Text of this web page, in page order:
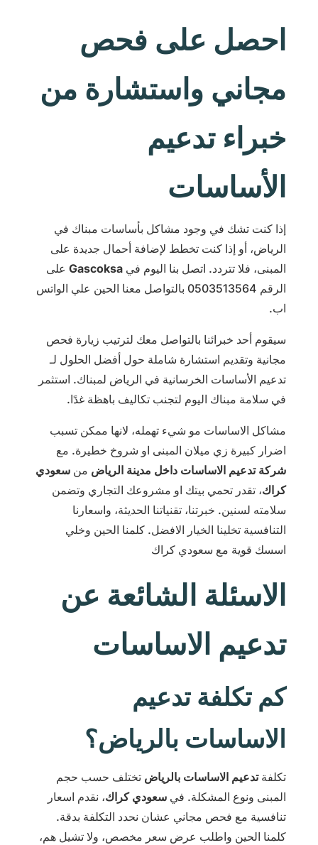
احصل على فحص
مجاني واستشارة من
خبراء تدعيم
الأساسات
إذا كنت تشك في وجود مشاكل بأساسات مبناك في
الرياض، أو إذا كنت تخطط لإضافة أحمال جديدة على
المبنى، فلا تتردد. اتصل بنا اليوم في Gascoksaعلى
الرقم 0503513564 بالتواصل معنا الحين علي الواتس
اب.
سيقوم أحد خبرائنا بالتواصل معك لترتيب زيارة فحص
مجانية وتقديم استشارة شاملة حول أفضل الحلول لـ
تدعيم الأساسات الخرسانية في الرياض لمبناك. استثمر
في سلامة مبناك اليوم لتجنب تكاليف باهظة غدًا.
مشاكل الاساسات مو شيء تهمله، لانها ممكن تسبب
اضرار كبيرة زي ميلان المبنى او شروخ خطيرة. مع
شركة تدعيم الاساسات داخل مدينة الرياض من سعودي
كراك، تقدر تحمي بيتك او مشروعك التجاري وتضمن
سلامته لسنين. خبرتنا، تقنياتنا الحديثة، واسعارنا
التنافسية تخلينا الخيار الافضل. كلمنا الحين وخلي
اسسك قوية مع سعودي كراك
الاسئلة الشائعة عن
تدعيم الاساسات
كم تكلفة تدعيم
الاساسات بالرياض؟
تكلفةتدعيم الاساسات بالرياض تختلف حسب حجم
المبنى ونوع المشكلة. في سعودي كراك، نقدم اسعار
تنافسية مع فحص مجاني عشان نحدد التكلفة بدقة.
كلمنا الحين واطلب عرض سعر مخصص، ولا تشيل هم،